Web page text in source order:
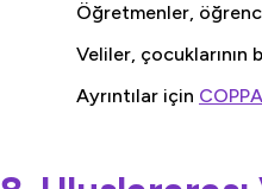
Öğretmenler,
Veliler,
Ayrıntılar için